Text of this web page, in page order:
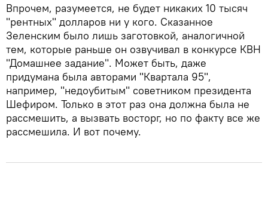
Впрочем, разумеется, не будет никаких 10 тысяч
"рентных" долларов ни у кого. Сказанное
Зеленским было лишь заготовкой, аналогичной
тем, которые раньше он озвучивал в конкурсе КВН
"Домашнее задание". Может быть, даже
придумана была авторами "Квартала 95",
например, "недоубитым" советником президента
Шефиром. Только в этот раз она должна была не
рассмешить, а вызвать восторг, но по факту все же
рассмешила. И вот почему.